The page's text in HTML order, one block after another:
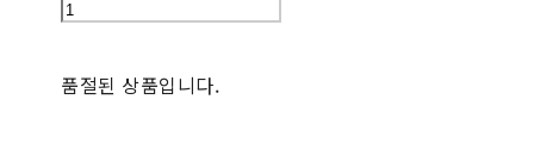
품절된 상품입니다.